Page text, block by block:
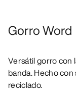
Gorro Word
Versátil gorro con
banda. Hecho
reciclado.